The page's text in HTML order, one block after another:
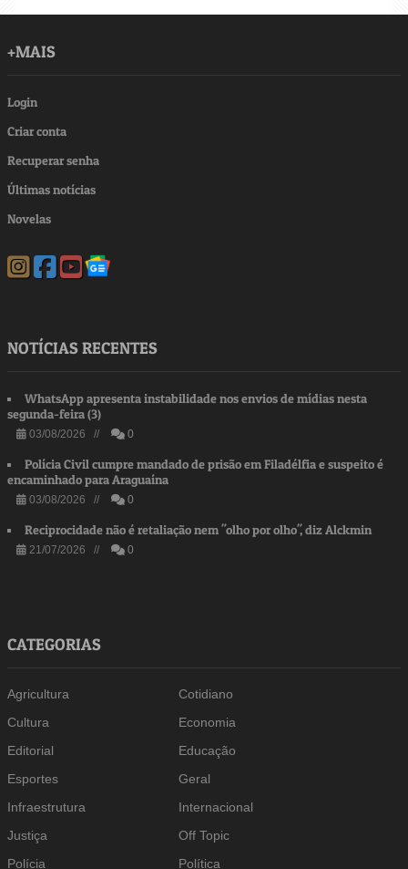
+MAIS
Login
Criar conta
Recuperar senha
Últimas notícias
Novelas
NOTÍCIAS RECENTES
WhatsApp apresenta instabilidade nos envios de mídias nesta
segunda-feira (3)
03/08/2026 // 0
Polícia Civil cumpre mandado de prisão em Filadélfia e suspeito é
encaminhado para Araguaína
03/08/2026 // 0
Reciprocidade não é retaliação nem "olho por olho", diz Alckmin
21/07/2026 // 0
CATEGORIAS
Agricultura
Cotidiano
Cultura
Economia
Editorial
Educação
Esportes
Geral
Infraestrutura
Internacional
Justiça
Off Topic
Polícia
Política